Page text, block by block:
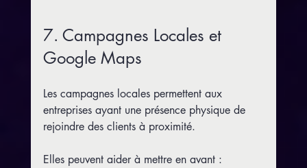
7. Campagnes Locales et
Google Maps
Les campagnes locales permettent aux
entreprises ayant une présence physique de
rejoindre des clients à proximité.
Elles peuvent aider à mettre en avant :